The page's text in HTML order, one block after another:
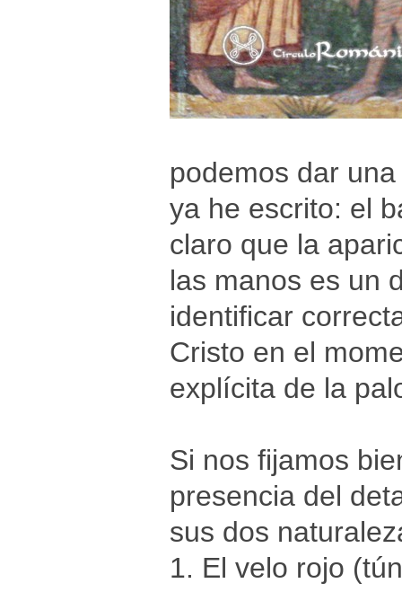
podemos dar
ya he escrito: el
claro que la
las manos es un
identificar
Cristo en el
explícita de la
Si nos fijamos
presencia del
sus dos
1. El velo rojo